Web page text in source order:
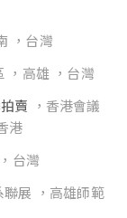
，台灣
，高雄 ，台灣
賣 ，香港會議
港
台灣
聯展 ，高雄師範